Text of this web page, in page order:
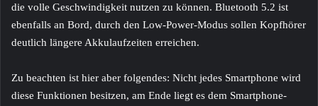
die volle Geschwindigkeit nutzen zu können. Bluetooth 5.2 ist
ebenfalls an Bord, durch den Low-Power-Modus sollen Kopfhörer
deutlich längere Akkulaufzeiten erreichen.
Zu beachten ist hier aber folgendes: Nicht jedes Smartphone wird
diese Funktionen besitzen, am Ende liegt es dem Smartphone-